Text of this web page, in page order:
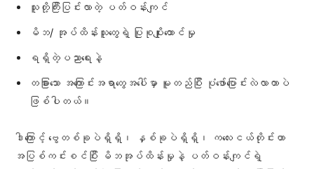
သူတို့ကြီးပြင်းလာတဲ့ ပတ်ဝန်းကျင်
မိဘ/ အုပ်ထိန်းသူတွေရဲ့ ပြုစုပျိုးထောင်မှု
ရရှိတဲ့ပညာရေးနဲ့
တခြားသော အကြောင်းအရာတွေအပေါ်မှာ မူတည်ပြီး ပုံဖော်ပြောင်းလဲလာတာပဲ
ဖြစ်ပါတယ်။
ဒါကြောင့် ဗွေတစ်ခုပဲရှိရှိ၊ နှစ်ခုပဲရှိရှိ၊ ကလေးငယ်တိုင်းဟာ
အပြစ်ကင်းစင်ပြီး မိဘအုပ်ထိန်းမှုနဲ့ ပတ်ဝန်းကျင်ရဲ့